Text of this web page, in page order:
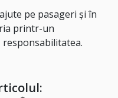
pe pasageri şi în
printr-un
responsabilitatea.